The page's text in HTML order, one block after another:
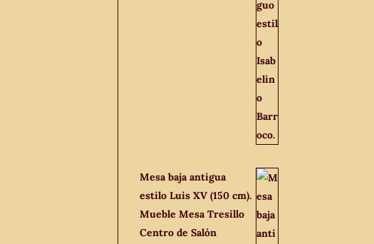
Mesa baja antigua
estilo Luis XV (150 cm).
Mueble Mesa Tresillo
Centro de Salón